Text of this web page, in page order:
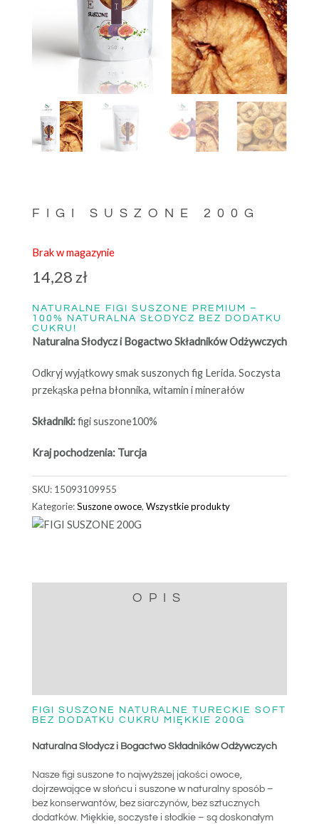
FIGI SUSZONE 200G
Brak w magazynie
14,28 zł
NATURALNE FIGI SUSZONE PREMIUM –
100% NATURALNA SŁODYCZ BEZ DODATKU
CUKRU!
Naturalna Słodycz i Bogactwo Składników Odżywczych
Odkryj wyjątkowy smak suszonych fig Lerida. Soczysta
przekąska pełna błonnika, witamin i minerałów
Składniki:figi suszone100%
Kraj pochodzenia: Turcja
SKU: 15093109955
Kategorie:Suszone owoce, Wszystkie produkty
OPIS
FIGI SUSZONE NATURALNE TURECKIE SOFT
BEZ DODATKU CUKRU MIĘKKIE 200G
Naturalna Słodycz i Bogactwo Składników Odżywczych
Nasze figi suszone to najwyższej jakości owoce,
dojrzewające w słońcu i suszone w naturalny sposób –
bez konserwantów, bez siarczynów, bez sztucznych
dodatków. Miękkie, soczyste i słodkie – są doskonałym